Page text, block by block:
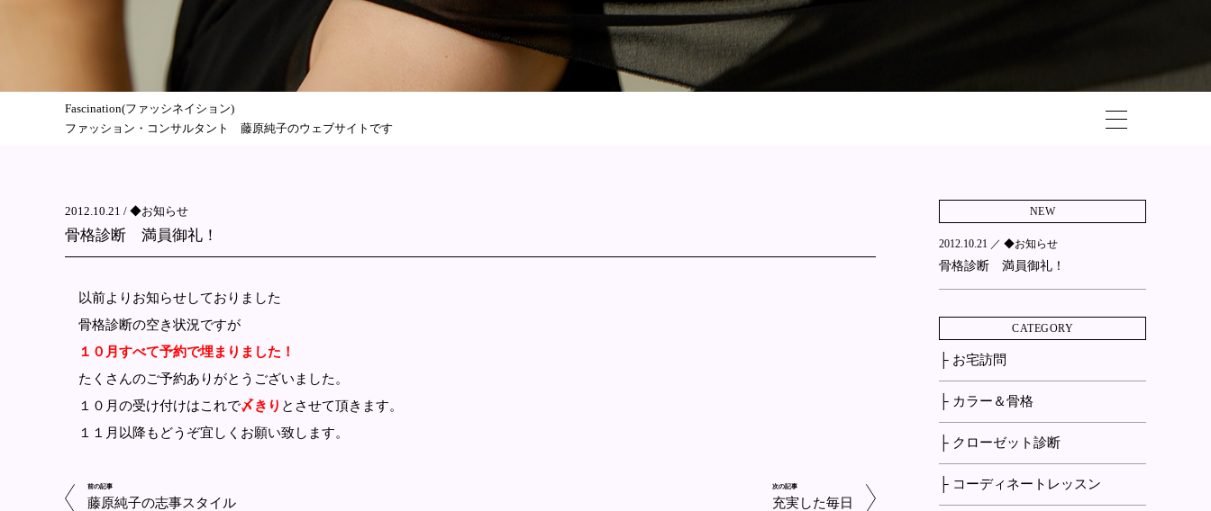
Fascination(ファッシネイション)
ファッション・コンサルタント 藤原純子のウェブサイトです
2012.10.21 / ◆お知らせ
骨格診断 満員御礼！
以前よりお知らせしておりました
骨格診断の空き状況ですが
１０月すべて予約で埋まりました！
たくさんのご予約ありがとうございました。
１０月の受け付けはこれで〆きり とさせて頂きます。
１１月以降もどうぞ宜しくお願い致します。
前の記事
藤原純子の志事スタイル
次の記事
充実した毎日
NEW
2012.10.21 ／ ◆お知らせ
骨格診断 満員御礼！
CATEGORY
├ お宅訪問
├ カラー＆骨格
├ クローゼット診断
├ コーディネートレッスン